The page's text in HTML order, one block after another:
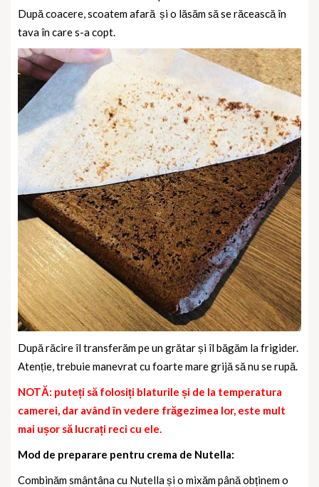
După coacere, scoatem afară și o lăsăm să se răcească în
tava în care s-a copt.
După răcire îl transferăm pe un grătar și îl băgăm la frigider.
Atenție, trebuie manevrat cu foarte mare grijă să nu se rupă.
NOTĂ: puteți să folosiți blaturile și de la temperatura
camerei, dar având în vedere frăgezimea lor, este mult
mai ușor să lucrați reci cu ele.
Mod de preparare pentru crema de Nutella:
Combinăm smântâna cu Nutella și o mixăm până obținem o